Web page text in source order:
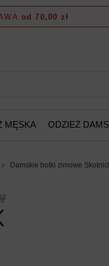
od 70,00 zł
MĘSKA ODZIEŻ
Damskie botki zimowe